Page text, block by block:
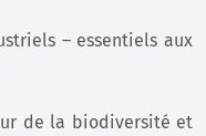
– essentiels aux
de la biodiversité et